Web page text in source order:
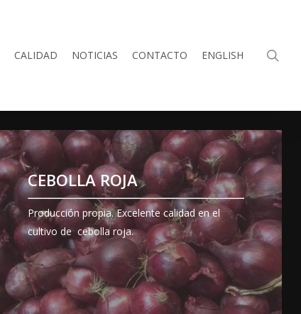
CALIDAD NOTICIAS CONTACTO ENGLISH
CEBOLLA ROJA
Producción propia. Excelente calidad en el
cultivo de cebolla roja.
VER
ENVASADOS
DISPONIBLES